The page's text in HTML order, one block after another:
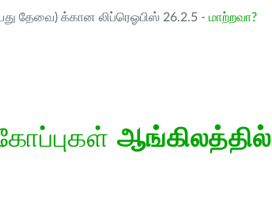
தேவை) க்கான லிப்ரெஓபிஸ் 26.2.5 - மாற்றவா?
ஆங்கிலத்தில்